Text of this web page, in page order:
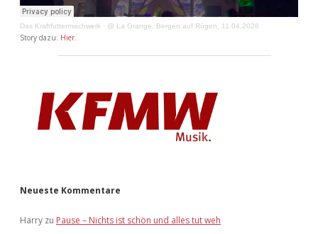
Das Kraftfuttermischwerk · @ La Grange, Bergen auf Rügen, 11.04.2026
Story dazu: Hier.
Neueste Kommentare
Harry zu Pause – Nichts ist schön und alles tut weh